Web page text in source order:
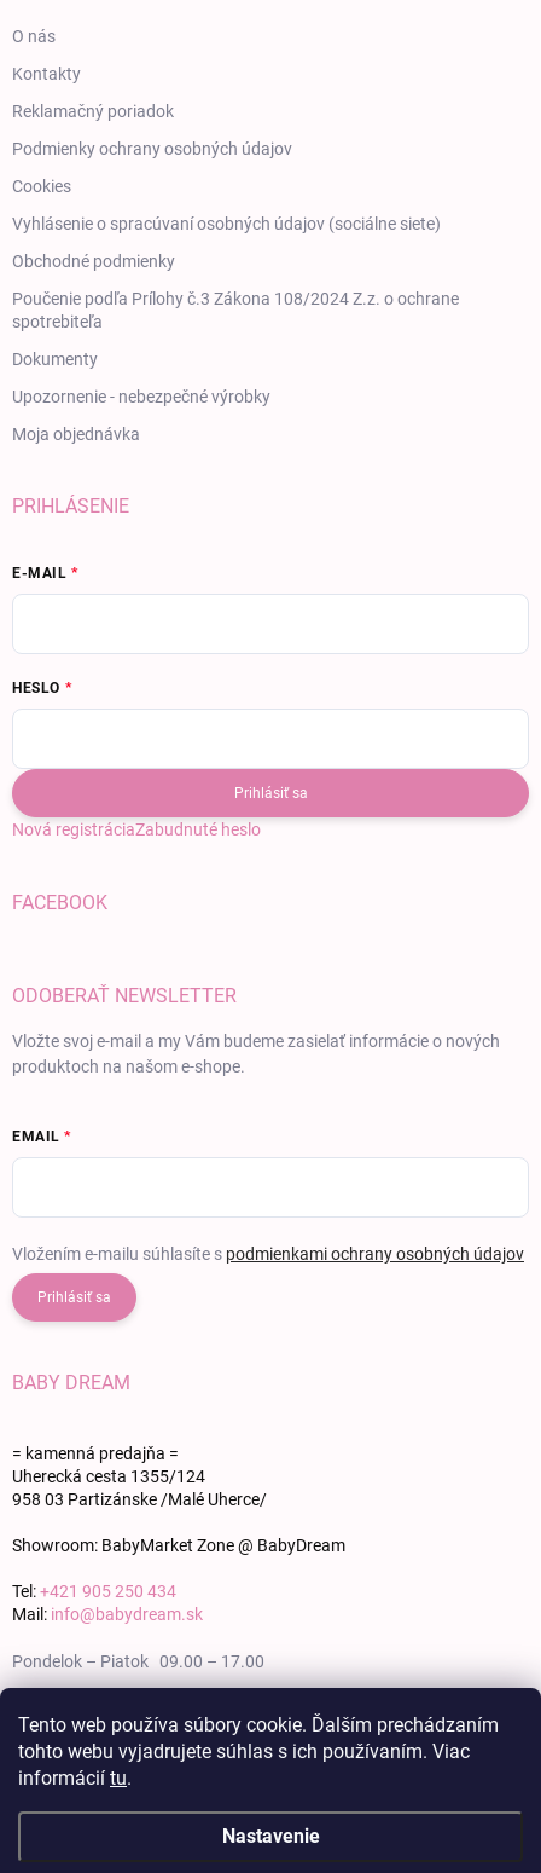
Tento web používa súbory cookie. Ďalším prechádzaním
tohto webu vyjadrujete súhlas s ich používaním. Viac
informácií tu.
Nastavenie
O nás
Kontakty
Reklamačný poriadok
Podmienky ochrany osobných údajov
Cookies
Vyhlásenie o spracúvaní osobných údajov (sociálne siete)
Obchodné podmienky
Poučenie podľa Prílohy č.3 Zákona 108/2024 Z.z. o ochrane
spotrebiteľa
Dokumenty
Upozornenie - nebezpečné výrobky
Moja objednávka
PRIHLÁSENIE
E-MAIL
HESLO
Prihlásiť sa
Nová registráciaZabudnuté heslo
FACEBOOK
ODOBERAŤ NEWSLETTER
Vložte svoj e-mail a my Vám budeme zasielať informácie o nových
produktoch na našom e-shope.
EMAIL
Vložením e-mailu súhlasíte s podmienkami ochrany osobných údajov
Prihlásiť sa
BABY DREAM
= kamenná predajňa =
Uherecká cesta 1355/124
958 03 Partizánske /Malé Uherce/
Showroom: BabyMarket Zone @ BabyDream
Tel:+421 905 250 434
Mail: info@babydream.sk
Pondelok – Piatok 09.00 – 17.00
Nedeľa zatvorené